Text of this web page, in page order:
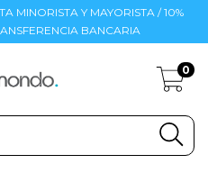
MINORISTA Y MAYORISTA / 10%
BANCARIA
0